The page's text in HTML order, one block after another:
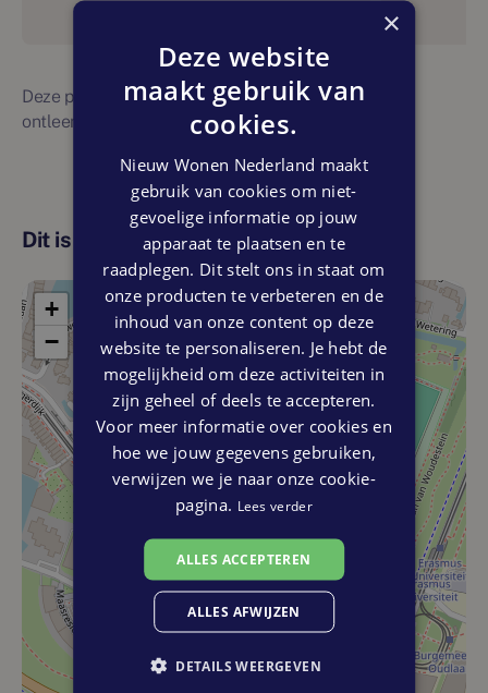
Deze planning is indicatief. Er kunnen geen rechten
ontleend worden aan bovenstaande planning
Dit is de locatie
+
−
×
Deze website
maakt gebruik van
cookies.
Nieuw Wonen Nederland maakt
gebruik van cookies om niet-
gevoelige informatie op jouw
apparaat te plaatsen en te
raadplegen. Dit stelt ons in staat om
onze producten te verbeteren en de
inhoud van onze content op deze
website te personaliseren. Je hebt de
mogelijkheid om deze activiteiten in
zijn geheel of deels te accepteren.
Voor meer informatie over cookies en
hoe we jouw gegevens gebruiken,
verwijzen we je naar onze cookie-
pagina. Lees verder
ALLES ACCEPTEREN
ALLES AFWIJZEN
DETAILS WEERGEVEN